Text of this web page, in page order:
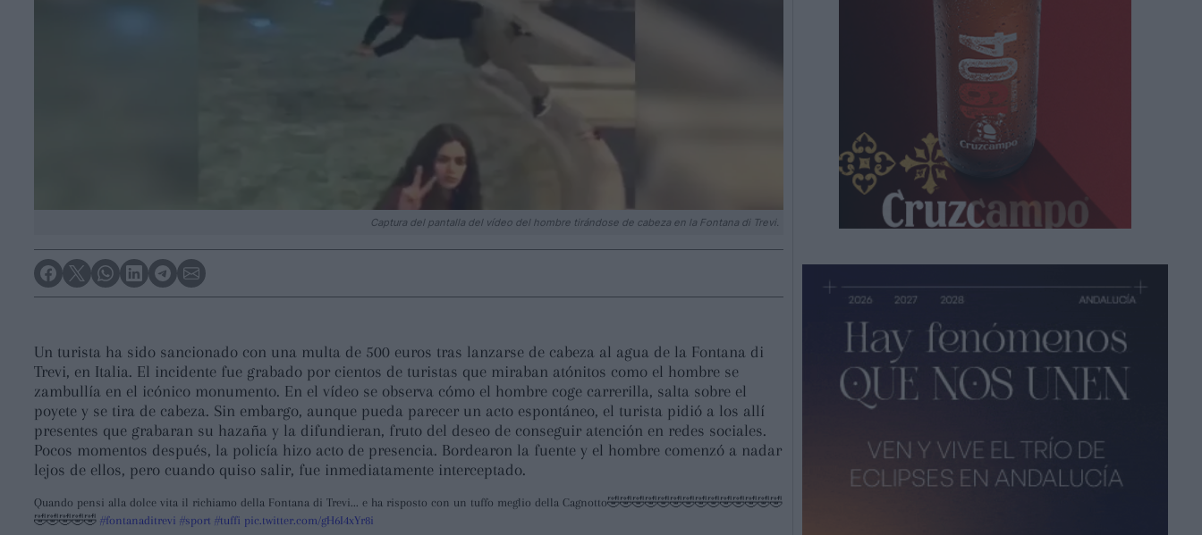
Captura del pantalla del vídeo del hombre tirándose de cabeza en la Fontana di Trevi.
Un turista ha sido sancionado con una multa de 500 euros tras lanzarse de cabeza al agua de la Fontana di
Trevi, en Italia. El incidente fue grabado por cientos de turistas que miraban atónitos como el hombre se
zambullía en el icónico monumento. En el vídeo se observa cómo el hombre coge carrerilla, salta sobre el
poyete y se tira de cabeza. Sin embargo, aunque pueda parecer un acto espontáneo, el turista pidió a los allí
presentes que grabaran su hazaña y la difundieran, fruto del deseo de conseguir atención en redes sociales.
Pocos momentos después, la policía hizo acto de presencia. Bordearon la fuente y el hombre comenzó a nadar
lejos de ellos, pero cuando quiso salir, fue inmediatamente interceptado.
Quando pensi alla dolce vita il richiamo della Fontana di Trevi... e ha risposto con un tuffo meglio della Cagnotto🤣🤣🤣🤣🤣🤣🤣🤣🤣🤣🤣🤣🤣🤣
🤣🤣🤣🤣🤣 #fontanaditrevi #sport #tuffi pic.twitter.com/gH6I4xYr8i